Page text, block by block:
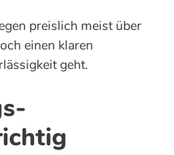
preislich meist über
einen klaren
geht.